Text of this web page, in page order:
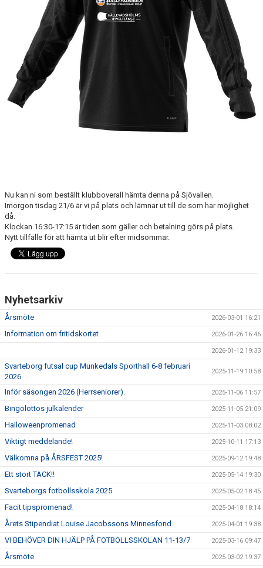
SPONSORHUSET
GRÄSROTEN
Nu kan ni som beställt klubboverall hämta denna på Sjövallen.
Imorgon tisdag 21/6 är vi på plats och lämnar ut till de som har möjlighet
då.
Klockan 16:30-17:15 är tiden som gäller och betalning görs på plats.
Nytt tillfälle för att hämta ut blir efter midsommar.
Nyhetsarkiv
Årsmöte 2026-03-01 16:21
Information om fritidskortet 2026-01-26 16:46
2026-01-12 19:33
Svarteborg futsal cup Munkedals Sporthall 6-8 februari
2026
2025-11-19 10:58
Inför säsongen 2026 (Herrseniorer). 2025-11-06 11:57
Bingolottos julkalender 2025-11-05 21:09
Halloweenpromenad 2025-11-03 08:02
Viktigt meddelande! 2025-10-11 17:13
Välkomna på ÅRSFEST 2025! 2025-09-12 19:48
Ett stort TACK!! 2025-05-14 19:30
Svarteborgs fotbollsskola 2025 2025-05-02 18:45
Facit tipspromenad! 2025-04-18 18:14
Årets Stipendiat Louise Jacobssons Minnesfond 2025-04-01 19:38
VI BEHÖVER DIN HJÄLP PÅ FOTBOLLSSKOLAN 11-13/7 2025-03-16 09:47
Årsmöte 2025-03-02 19:37